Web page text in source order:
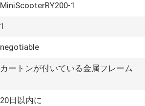
MiniScooterRY200-1
1
negotiable
カートンが付いている金属フレーム
20日以内に